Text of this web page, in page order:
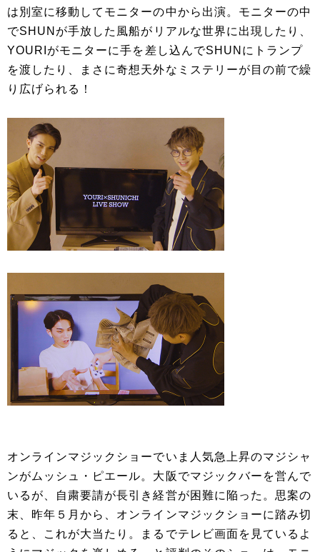
は別室に移動してモニターの中から出演。モニターの中
でSHUNが手放した風船がリアルな世界に出現したり、
YOURIがモニターに手を差し込んでSHUNにトランプ
を渡したり、まさに奇想天外なミステリーが目の前で繰
り広げられる！
オンラインマジックショーでいま人気急上昇のマジシャ
ンがムッシュ・ピエール。大阪でマジックバーを営んで
いるが、自粛要請が長引き経営が困難に陥った。思案の
末、昨年５月から、オンラインマジックショーに踏み切
ると、これが大当たり。まるでテレビ画面を見ているよ